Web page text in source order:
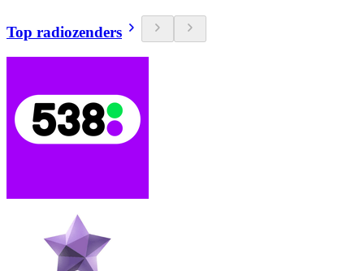
Top radiozenders